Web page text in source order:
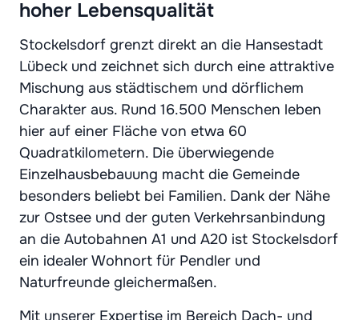
hoher Lebensqualität
Stockelsdorf grenzt direkt an die Hansestadt
Lübeck und zeichnet sich durch eine attraktive
Mischung aus städtischem und dörflichem
Charakter aus. Rund 16.500 Menschen leben
hier auf einer Fläche von etwa 60
Quadratkilometern. Die überwiegende
Einzelhausbebauung macht die Gemeinde
besonders beliebt bei Familien. Dank der Nähe
zur Ostsee und der guten Verkehrsanbindung
an die Autobahnen A1 und A20 ist Stockelsdorf
ein idealer Wohnort für Pendler und
Naturfreunde gleichermaßen.
Mit unserer Expertise im Bereich Dach- und